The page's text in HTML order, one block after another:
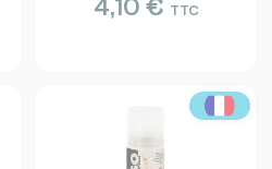
4,10 € TTC